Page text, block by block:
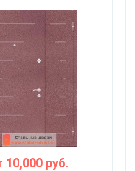
10,000 руб.